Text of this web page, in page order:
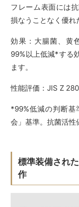
フレーム表面には
損なうことなく優れ
効果：大腸菌、黄
99%以上低減*する
ます。
性能評価：JIS Z
*99%低減の判断基
会」基準。抗菌活性
標準装備され
作